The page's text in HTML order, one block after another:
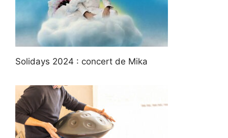
Solidays 2024 : concert de Mika